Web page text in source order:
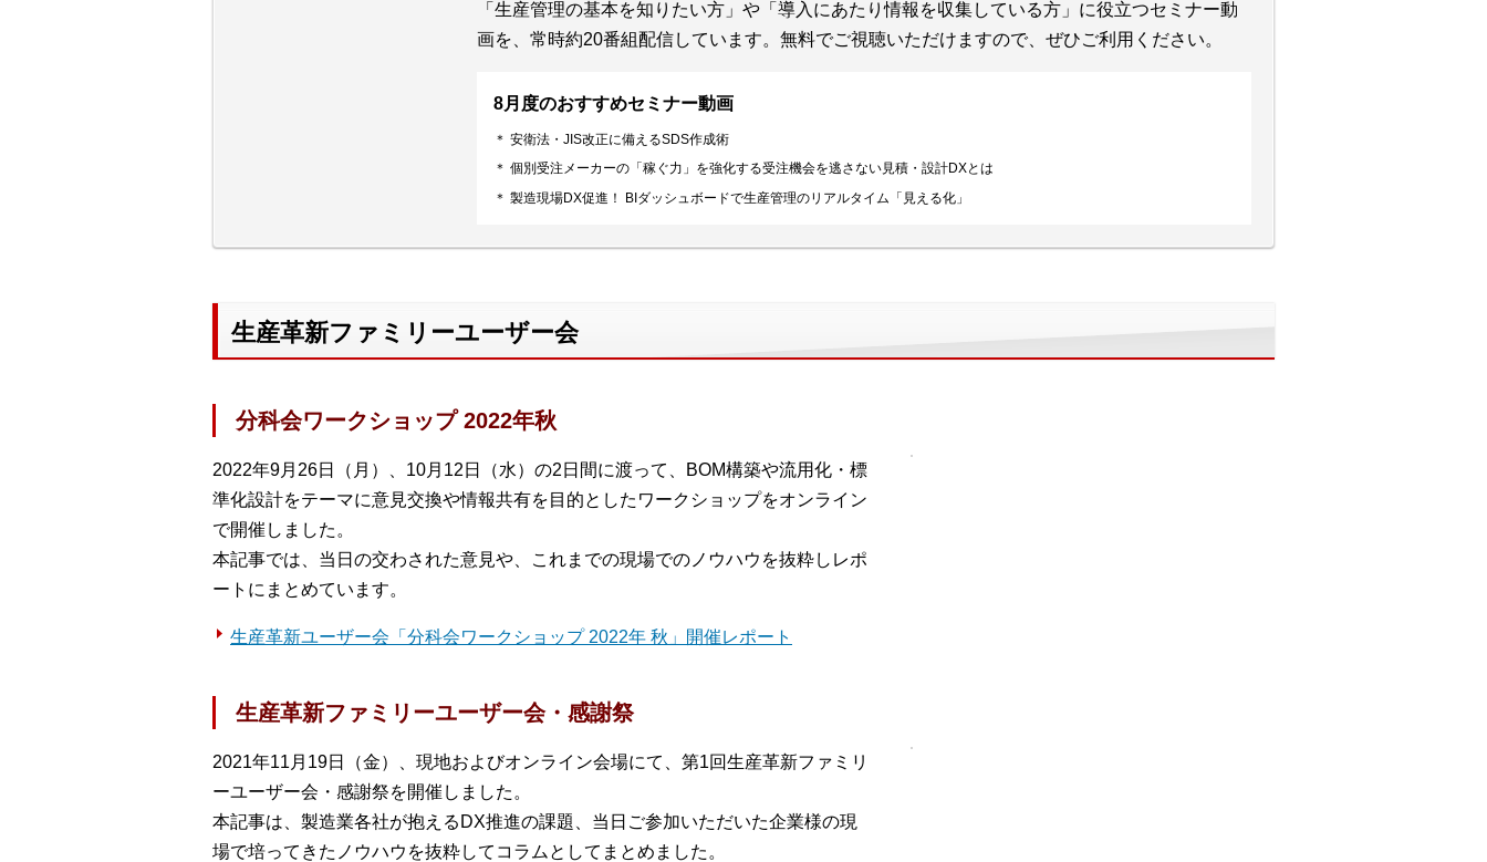
「生産管理の基本を知りたい方」や「導入にあたり情報を収集している方」に役立つセミナー動
画を、常時約20番組配信しています。無料でご視聴いただけますので、ぜひご利用ください。
8月度のおすすめセミナー動画
＊ 安衛法・JIS改正に備えるSDS作成術
＊ 個別受注メーカーの「稼ぐ力」を強化する受注機会を逃さない見積・設計DXとは
＊ 製造現場DX促進！ BIダッシュボードで生産管理のリアルタイム「見える化」
生産革新ファミリーユーザー会
分科会ワークショップ 2022年秋
2022年9月26日（月）、10月12日（水）の2日間に渡って、BOM構築や流用化・標
準化設計をテーマに意見交換や情報共有を目的としたワークショップをオンライン
で開催しました。
本記事では、当日の交わされた意見や、これまでの現場でのノウハウを抜粋しレポ
ートにまとめています。
生産革新ユーザー会「分科会ワークショップ 2022年 秋」開催レポート
生産革新ファミリーユーザー会・感謝祭
2021年11月19日（金）、現地およびオンライン会場にて、第1回生産革新ファミリ
ーユーザー会・感謝祭を開催しました。
本記事は、製造業各社が抱えるDX推進の課題、当日ご参加いただいた企業様の現
場で培ってきたノウハウを抜粋してコラムとしてまとめました。